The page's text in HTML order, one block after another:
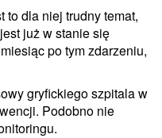
to dla niej trudny temat,
już w stanie się
po tym zdarzeniu,
gryfickiego szpitala w
Podobno nie